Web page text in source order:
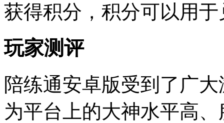
获得积分，积分可以用
玩家测评
陪练通安卓版受到了广
为平台上的大神水平高